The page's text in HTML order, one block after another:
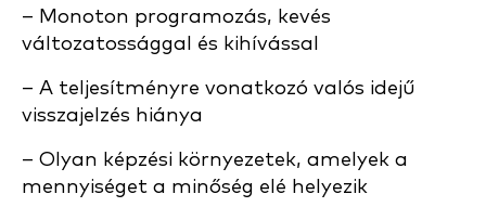
– Monoton programozás, kevés
változatossággal és kihívással
– A teljesítményre vonatkozó valós idejű
visszajelzés hiánya
– Olyan képzési környezetek, amelyek a
mennyiséget a minőség elé helyezik